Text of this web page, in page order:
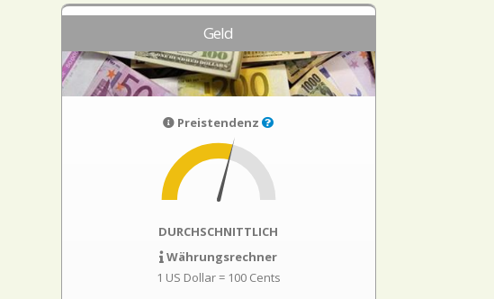
Geld
Preistendenz
DURCHSCHNITTLICH
Währungsrechner
1 US Dollar = 100 Cents